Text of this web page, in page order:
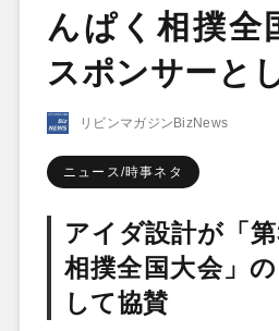
んぱく相撲全
スポンサーと
リビンマガジンBizNews
ニュース/時事ネタ
アイダ設計が「
相撲全国大会」
して協賛